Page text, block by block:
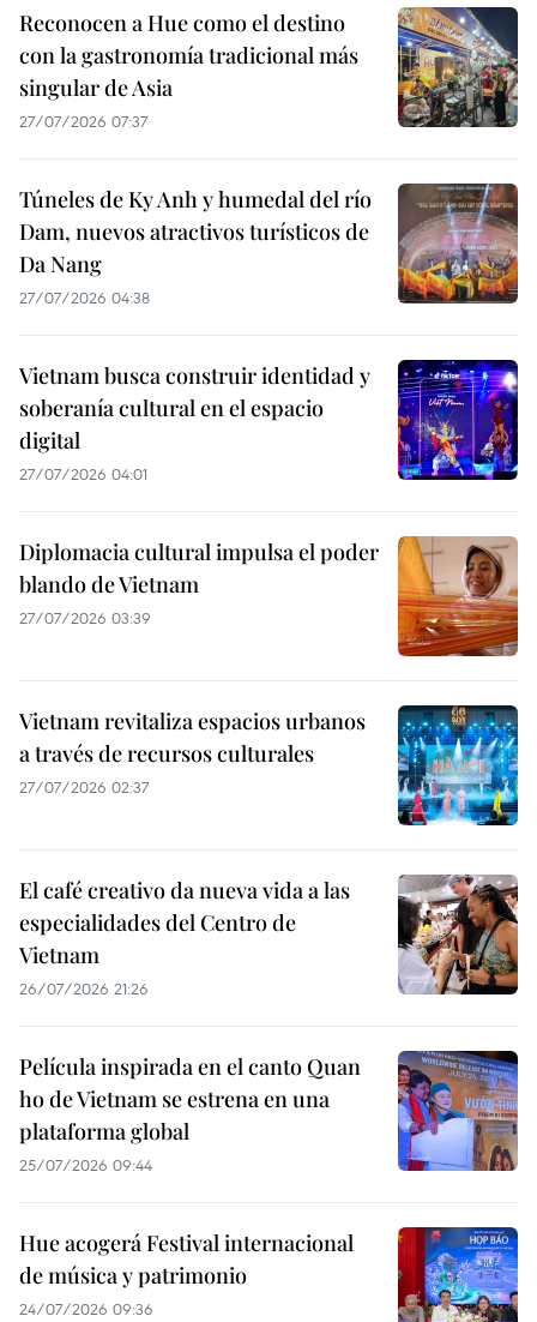
Reconocen a Hue como el destino
con la gastronomía tradicional más
singular de Asia
27/07/2026 07:37
Túneles de Ky Anh y humedal del río
Dam, nuevos atractivos turísticos de
Da Nang
27/07/2026 04:38
Vietnam busca construir identidad y
soberanía cultural en el espacio
digital
27/07/2026 04:01
Diplomacia cultural impulsa el poder
blando de Vietnam
27/07/2026 03:39
Vietnam revitaliza espacios urbanos
a través de recursos culturales
27/07/2026 02:37
El café creativo da nueva vida a las
especialidades del Centro de
Vietnam
26/07/2026 21:26
Película inspirada en el canto Quan
ho de Vietnam se estrena en una
plataforma global
25/07/2026 09:44
Hue acogerá Festival internacional
de música y patrimonio
24/07/2026 09:36